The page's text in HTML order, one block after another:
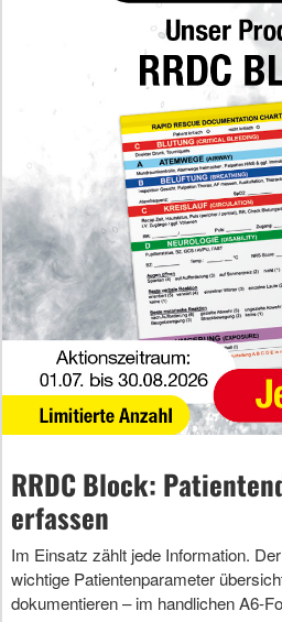
RRDC Block:
erfassen
Im Einsatz zählt jede Information.
wichtige Patientenparameter
dokumentieren – im handlichen A6-